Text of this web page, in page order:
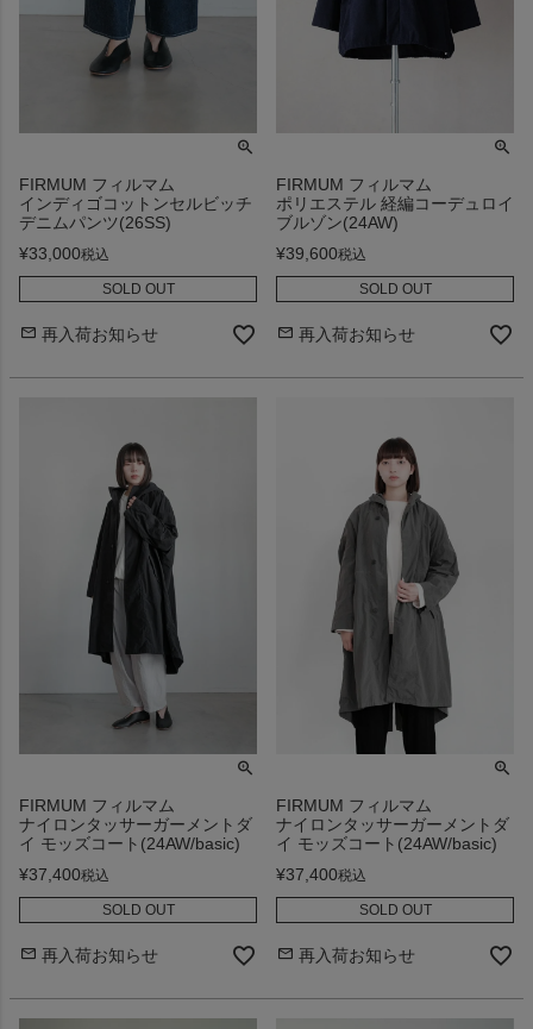
FIRMUM フィルマム
インディゴコットンセルビッチ
デニムパンツ(26SS)
¥33,000税込
SOLD OUT
再入荷お知らせ
FIRMUM フィルマム
ポリエステル 経編コーデュロイ
ブルゾン(24AW)
¥39,600税込
SOLD OUT
再入荷お知らせ
FIRMUM フィルマム
ナイロンタッサーガーメントダ
イ モッズコート(24AW/basic)
¥37,400税込
SOLD OUT
再入荷お知らせ
FIRMUM フィルマム
ナイロンタッサーガーメントダ
イ モッズコート(24AW/basic)
¥37,400税込
SOLD OUT
再入荷お知らせ